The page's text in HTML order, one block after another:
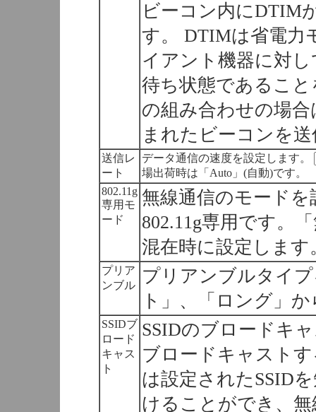
ビーコン内にDTIM
す。 DTIMは省電力
イアント機器に対
待ち状態であるこ
の組み合わせの場
まれたビーコンを
送信レ
ート
データ通信の速度を設定します。
場出荷時は「Auto」(自動)です。
802.11g
専用モ
ード
無線通信のモード
802.11g専用です。
混在時に設定します
プリア
ンブル
プリアンブルタイ
ト」、「ロング」
SSIDブ
ロード
キャス
ト
SSIDのブロードキ
ブロードキャスト
は設定されたSSID
けることができ、